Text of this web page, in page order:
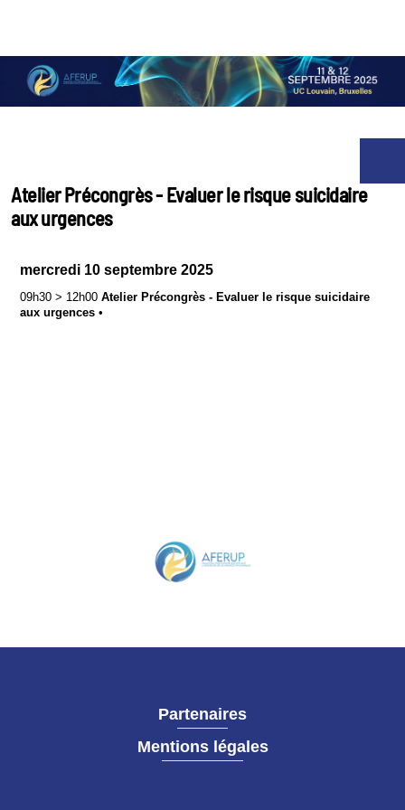
Atelier Précongrès - Evaluer le risque suicidaire
aux urgences
mercredi 10 septembre 2025
09h30 > 12h00 Atelier Précongrès - Evaluer le risque suicidaire
aux urgences •
Partenaires
Mentions légales